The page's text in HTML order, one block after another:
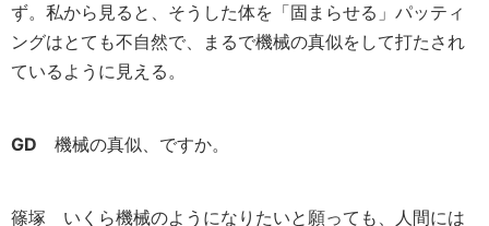
ず。私から見ると、そうした体を「固まらせる」パッティ
ングはとても不自然で、まるで機械の真似をして打たされ
ているように見える。
GD 機械の真似、ですか。
篠塚 いくら機械のようになりたいと願っても、人間には